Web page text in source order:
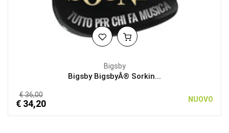
Bigsby
Bigsby BigsbyÂ® Sorkin...
€ 36,00
€ 34,20 NUOVO